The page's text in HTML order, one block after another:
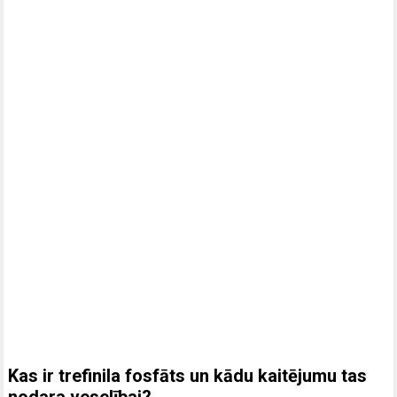
Kas ir trefinila fosfāts un kādu kaitējumu tas